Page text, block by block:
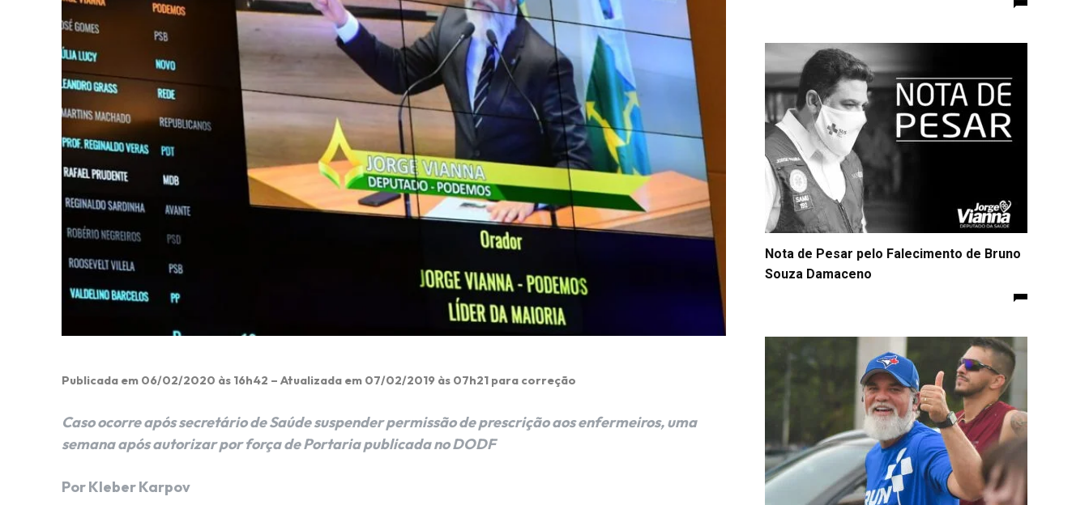
Publicada em 06/02/2020 às 16h42 – Atualizada em 07/02/2019 às 07h21 para correção
Caso ocorre após secretário de Saúde suspender permissão de prescrição aos enfermeiros, uma
semana após autorizar por força de Portaria publicada no DODF
Por Kleber Karpov
Nota de Pesar pelo Falecimento de Bruno
Souza Damaceno